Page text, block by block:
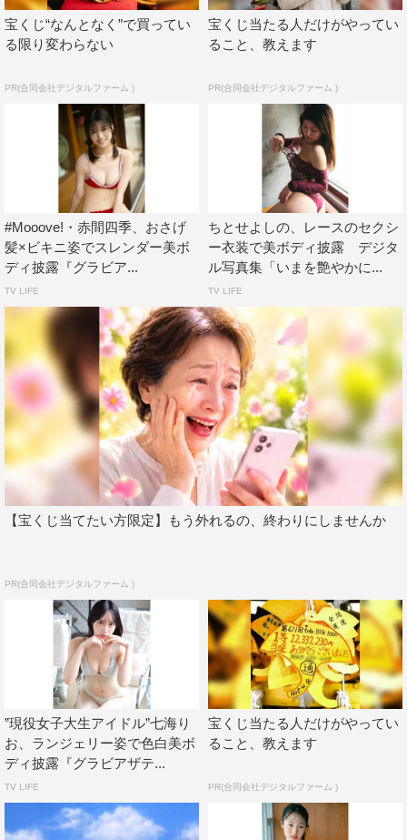
宝くじ“なんとなく”で買ってい
る限り変わらない
PR(合同会社デジタルファーム )
宝くじ当たる人だけがやってい
ること、教えます
PR(合同会社デジタルファーム )
#Mooove!・赤間四季、おさげ
髪×ビキニ姿でスレンダー美ボ
ディ披露『グラビア...
TV LIFE
ちとせよしの、レースのセクシ
ー衣装で美ボディ披露 デジタ
ル写真集「いまを艶やかに...
TV LIFE
【宝くじ当てたい方限定】もう外れるの、終わりにしませんか
PR(合同会社デジタルファーム )
”現役女子大生アイドル”七海り
お、ランジェリー姿で色白美ボ
ディ披露『グラビアザテ...
TV LIFE
宝くじ当たる人だけがやってい
ること、教えます
PR(合同会社デジタルファーム )